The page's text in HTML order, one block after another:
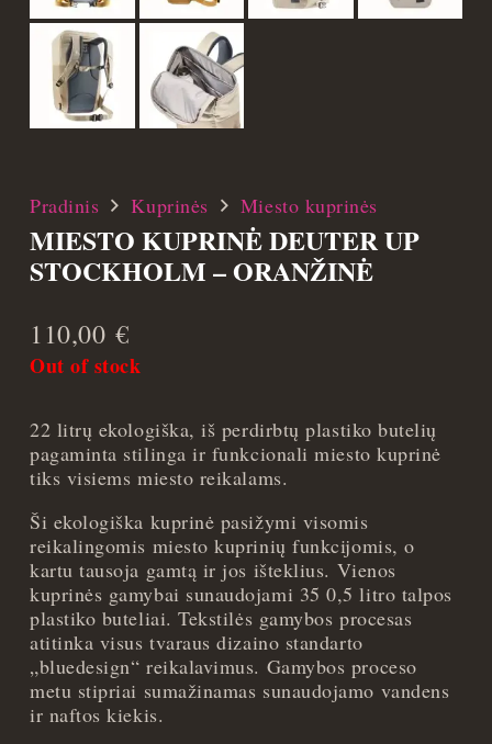
Pradinis Kuprinės Miesto kuprinės
MIESTO KUPRINĖ DEUTER UP
STOCKHOLM – ORANŽINĖ
110,00 €
Out of stock
22 litrų ekologiška, iš perdirbtų plastiko butelių
pagaminta stilinga ir funkcionali miesto kuprinė
tiks visiems miesto reikalams.
Ši ekologiška kuprinė pasižymi visomis
reikalingomis miesto kuprinių funkcijomis, o
kartu tausoja gamtą ir jos išteklius. Vienos
kuprinės gamybai sunaudojami 35 0,5 litro talpos
plastiko buteliai. Tekstilės gamybos procesas
atitinka visus tvaraus dizaino standarto
„bluedesign“ reikalavimus. Gamybos proceso
metu stipriai sumažinamas sunaudojamo vandens
ir naftos kiekis.